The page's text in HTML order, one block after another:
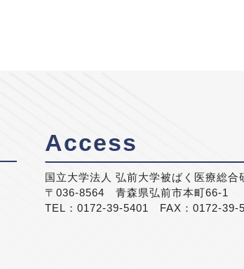
Access
国立大学法人 弘前大学被ばく医療総合
〒036-8564 青森県弘前市本町66-1
TEL：0172-39-5401 FAX：0172-39-